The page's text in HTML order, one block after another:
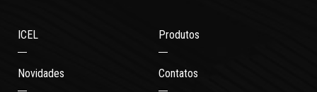
ICEL Produtos
Novidades Contatos